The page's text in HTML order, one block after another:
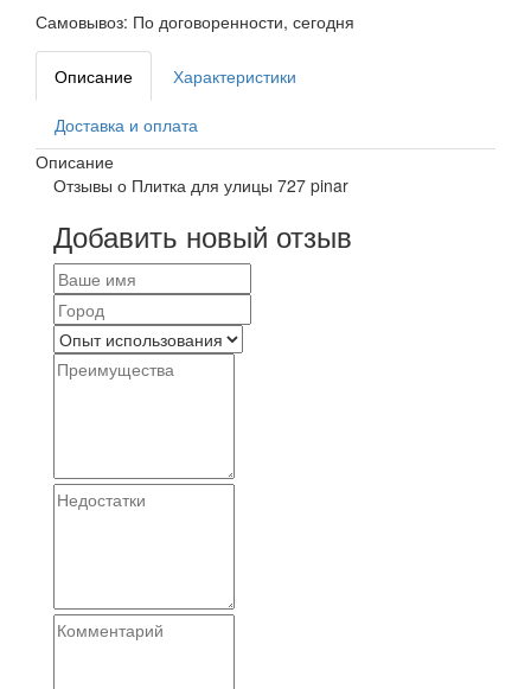
Самовывоз: По договоренности, сегодня
Описание Характеристики
Доставка и оплата
Описание
Отзывы о Плитка для улицы 727 pinar
Добавить новый отзыв